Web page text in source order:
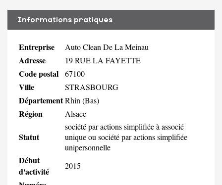
Informations pratiques
Entreprise Auto Clean De La Meinau
Adresse 19 RUE LA FAYETTE
Code postal 67100
Ville STRASBOURG
DépartementRhin (Bas)
Région Alsace
Statut
société par actions simplifiée à associé
unique ou société par actions simplifiée
unipersonnelle
Début
d'activité
2015